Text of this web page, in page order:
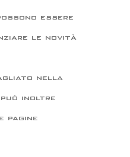
essere
le novità
nella
inoltre
pagine